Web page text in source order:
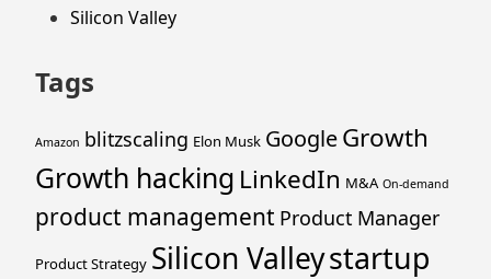
Silicon Valley
Tags
Amazon blitzscaling Elon Musk GoogleGrowth
Growth hacking LinkedIn M&A On-demand
product management Product Manager
Product Strategy Silicon Valleystartup